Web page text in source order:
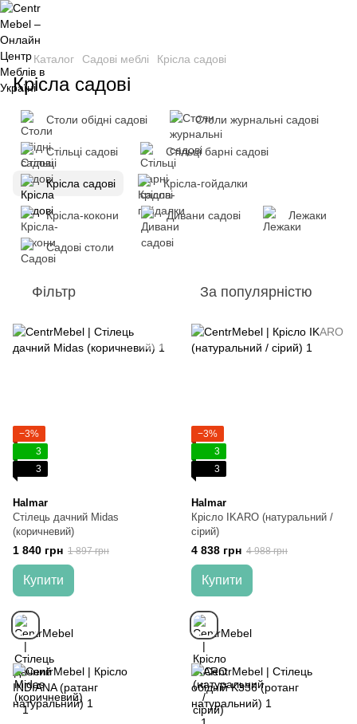
Каталог Садові меблі Крісла садові
Крісла садові
Столи обідні садові Столи журнальні садові
Стільці садові Стільці барні садові
Крісла садові Крісла-гойдалки
Крісла-кокони Дивани садові Лежаки
Садові столи
Фільтр За популярністю
−3%
3
3
Halmar
Стілець дачний Midas
(коричневий)
1 840 грн 1 897 грн
Купити
−3%
3
3
Halmar
Крісло IKARO (натуральний /
сірий)
4 838 грн 4 988 грн
Купити